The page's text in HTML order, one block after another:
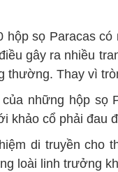
hộp sọ Paracas
gây ra nhiều
thường. Thay vì
của những hộp sọ
khảo cổ phải đau
di truyền cho
loài linh trưởng